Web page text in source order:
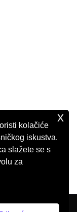
kolačiće
iskustva.
slažete se s
za
x